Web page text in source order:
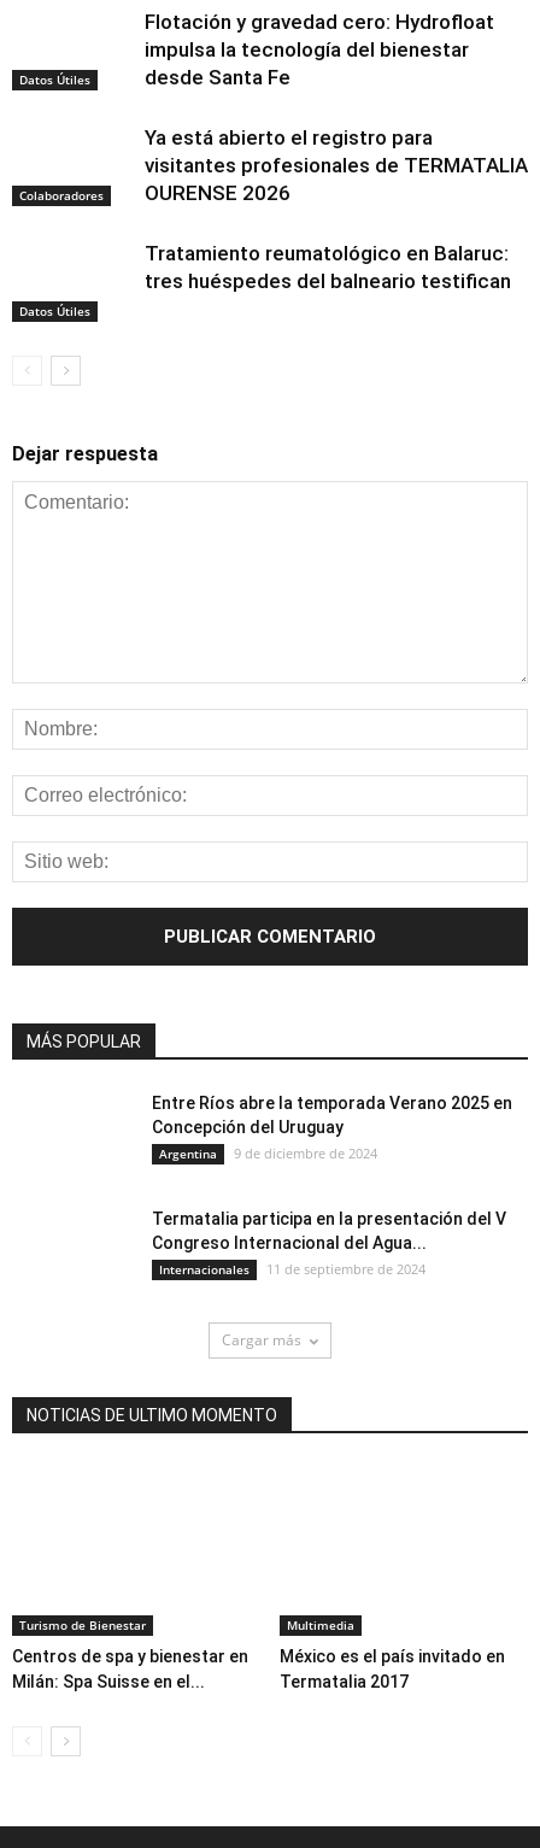
Datos Útiles
Flotación y gravedad cero: Hydrofloat
impulsa la tecnología del bienestar
desde Santa Fe
Colaboradores
Ya está abierto el registro para
visitantes profesionales de TERMATALIA
OURENSE 2026
Datos Útiles
Tratamiento reumatológico en Balaruc:
tres huéspedes del balneario testifican
Dejar respuesta
MÁS POPULAR
Entre Ríos abre la temporada Verano 2025 en
Concepción del Uruguay
Argentina 9 de diciembre de 2024
Termatalia participa en la presentación del V
Congreso Internacional del Agua...
Internacionales 11 de septiembre de 2024
Cargar más
NOTICIAS DE ULTIMO MOMENTO
Turismo de Bienestar
Centros de spa y bienestar en
Milán: Spa Suisse en el...
Multimedia
México es el país invitado en
Termatalia 2017